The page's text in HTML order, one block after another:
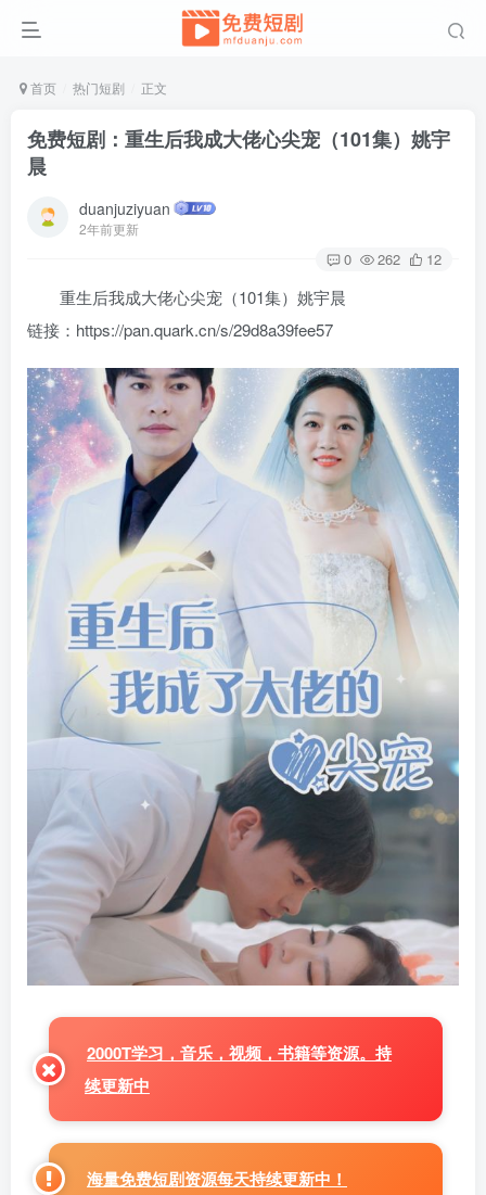
首页 热门短剧 正文
免费短剧：重生后我成大佬心尖宠（101集）姚宇
晨
duanjuziyuan
2年前更新
0 262 12
重生后我成大佬心尖宠（101集）姚宇晨
链接：https://pan.quark.cn/s/29d8a39fee57
2000T学习，音乐，视频，书籍等资源。持
续更新中
海量免费短剧资源每天持续更新中！